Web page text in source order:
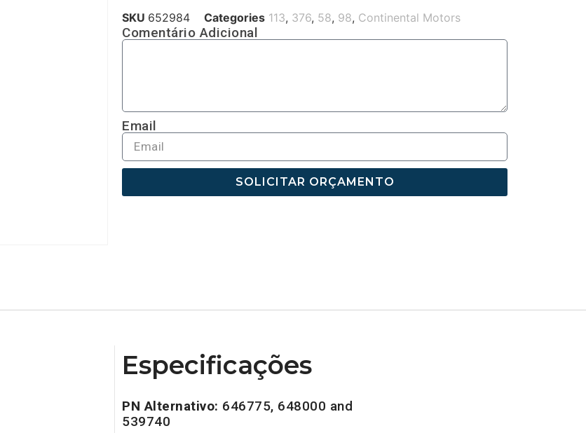
SKU 652984 Categories 113, 376, 58, 98, Continental Motors
Comentário Adicional
Email
SOLICITAR ORÇAMENTO
Especificações
PN Alternativo: 646775, 648000 and
539740